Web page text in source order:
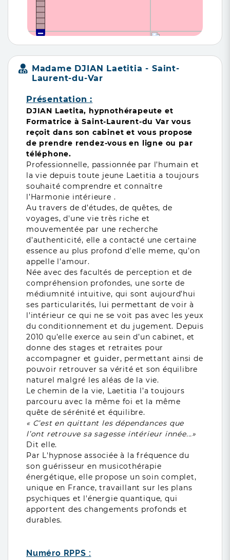
Madame DJIAN Laetitia - Saint-
Laurent-du-Var
Présentation :
DJIAN Laetita, hypnothérapeute et
Formatrice à Saint-Laurent-du Var vous
reçoit dans son cabinet et vous propose
de prendre rendez-vous en ligne ou par
téléphone.
Professionnelle, passionnée par l’humain et
la vie depuis toute jeune Laetitia a toujours
souhaité comprendre et connaître
l’Harmonie intérieure .
Au travers de d’études, de quêtes, de
voyages, d'une vie très riche et
mouvementée par une recherche
d’authenticité, elle a contacté une certaine
essence au plus profond d'elle meme, qu’on
appelle l’amour.
Née avec des facultés de perception et de
compréhension profondes, une sorte de
médiumnité intuitive, qui sont aujourd’hui
ses particularités, lui permettant de voir à
l’intérieur ce qui ne se voit pas avec les yeux
du conditionnement et du jugement. Depuis
2010 qu’elle exerce au sein d’un cabinet, et
donne des stages et retraites pour
accompagner et guider, permettant ainsi de
pouvoir retrouver sa vérité et son équilibre
naturel malgré les aléas de la vie.
Le chemin de la vie, Laetitia l’a toujours
parcouru avec la même foi et la même
quête de sérénité et équilibre.
« C’est en quittant les dépendances que
l’ont retrouve sa sagesse intérieur innée...»
Dit elle.
Par L'hypnose associée à la fréquence du
son guérisseur en musicothérapie
énergétique, elle propose un soin complet,
unique en France, travaillant sur les plans
psychiques et l'énergie quantique, qui
apportent des changements profonds et
durables.
Numéro RPPS :